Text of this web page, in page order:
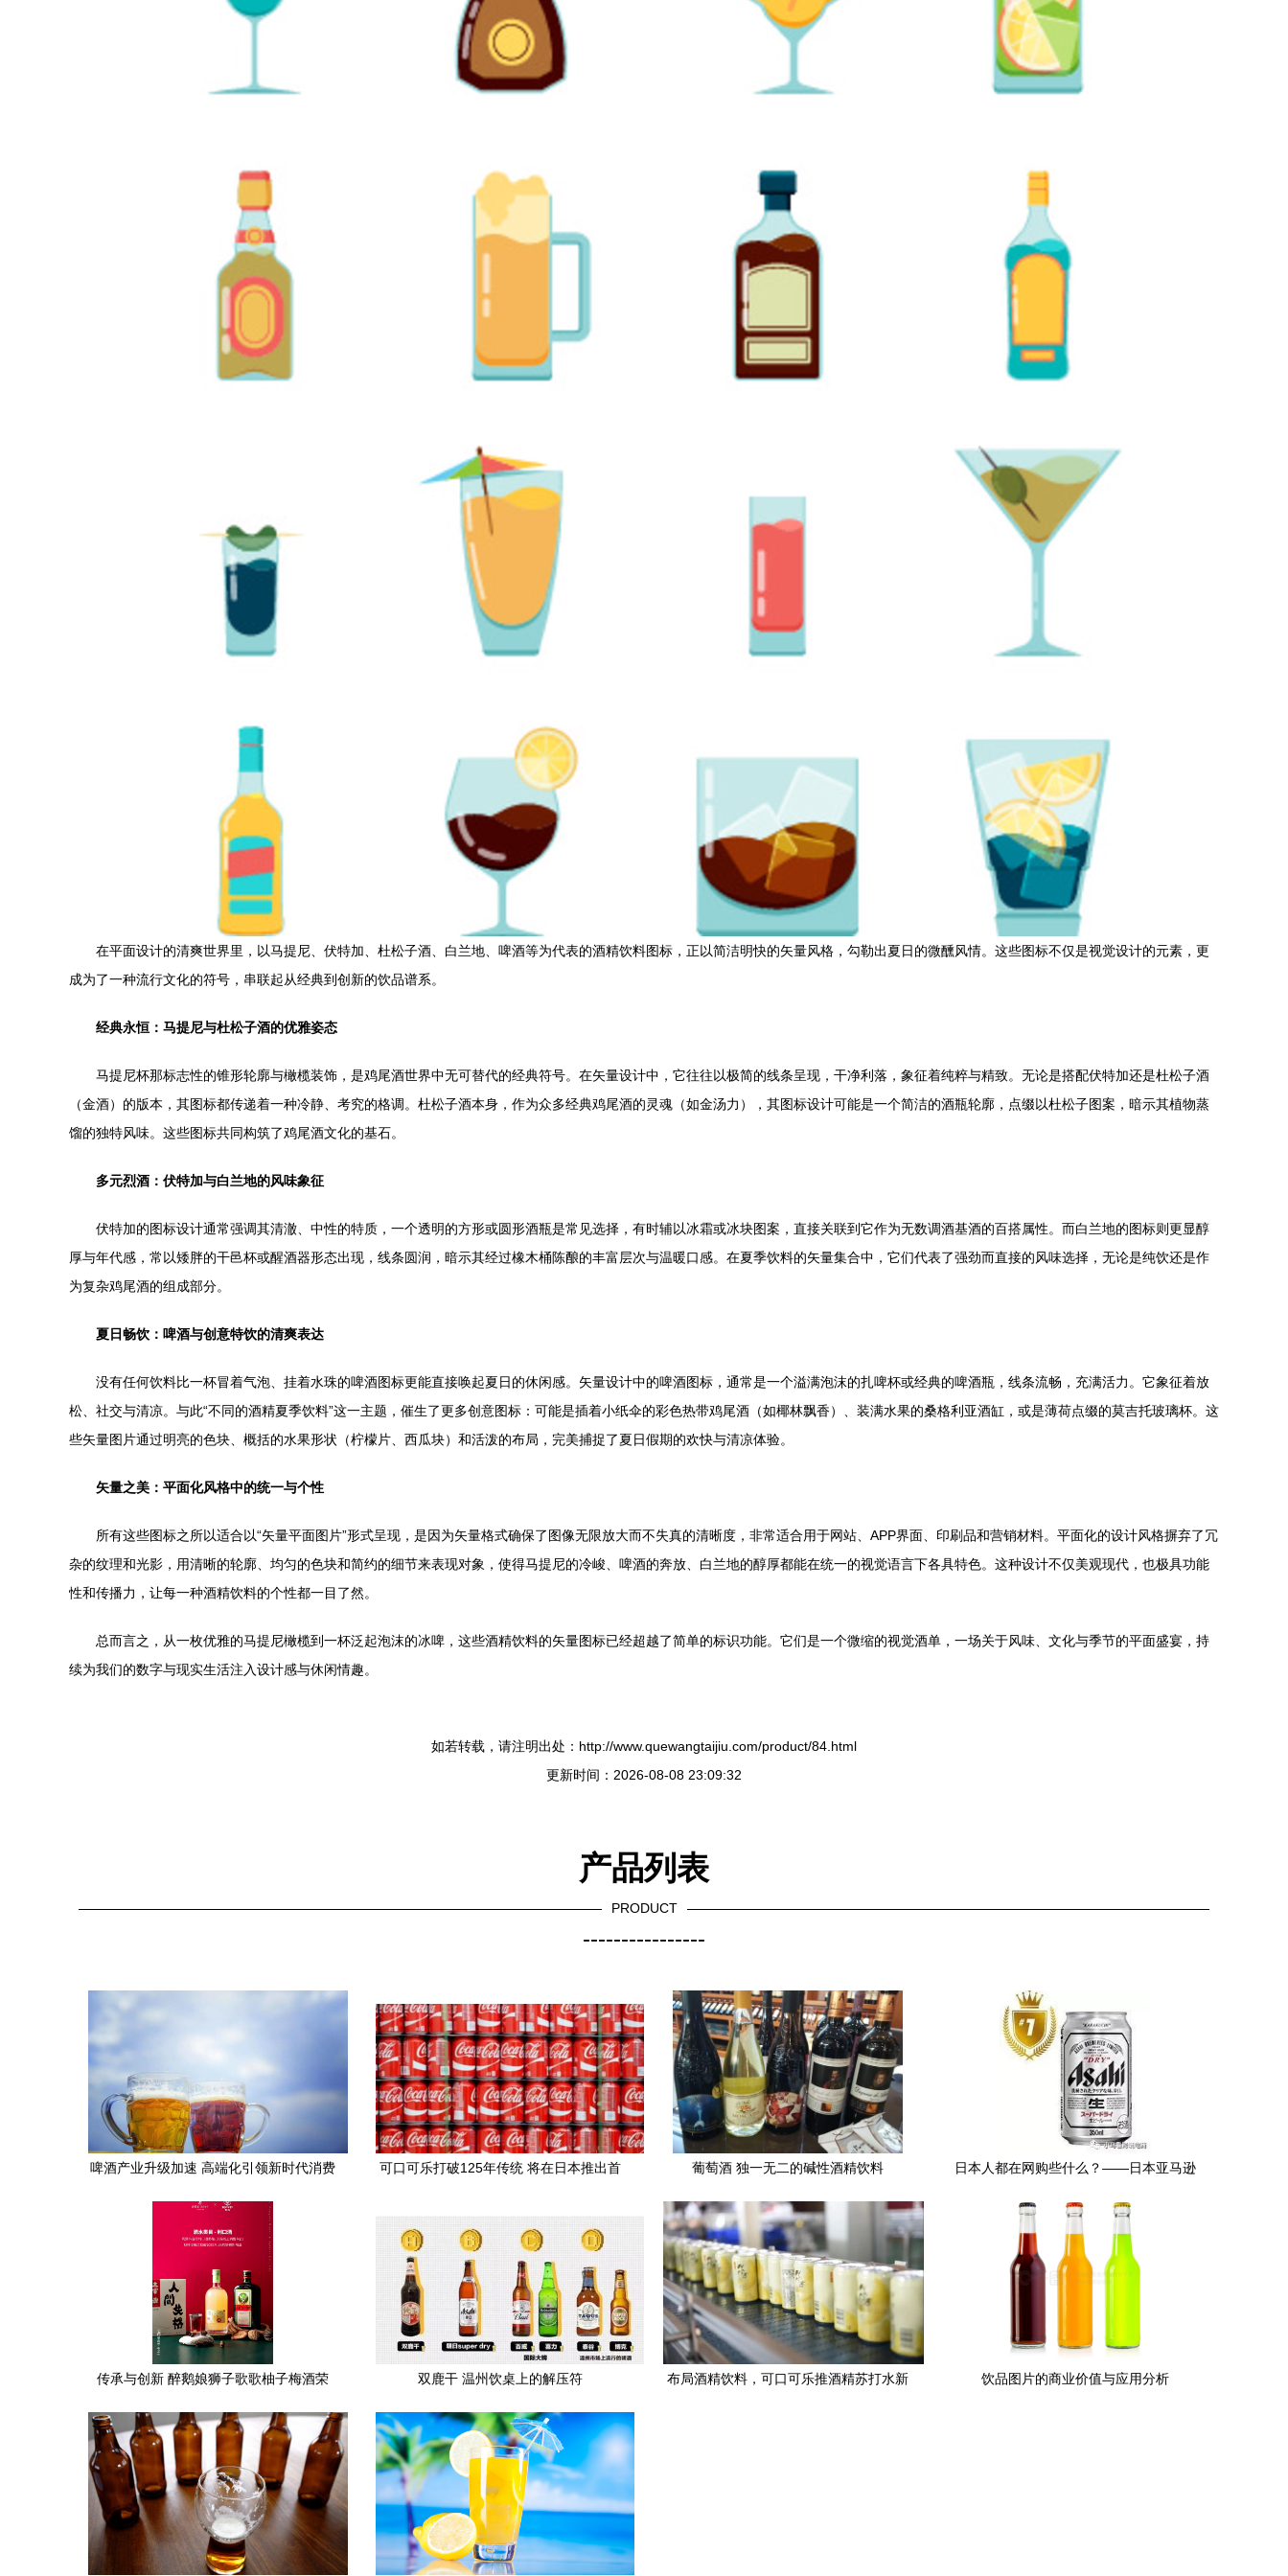
在平面设计的清爽世界里，以马提尼、伏特加、杜松子酒、白兰地、啤酒等为代表的酒精饮料图标，正以简洁明快的矢量风格，勾勒出夏日的微醺风情。这些图标不仅是视觉设计的元素，更
成为了一种流行文化的符号，串联起从经典到创新的饮品谱系。
经典永恒：马提尼与杜松子酒的优雅姿态
马提尼杯那标志性的锥形轮廓与橄榄装饰，是鸡尾酒世界中无可替代的经典符号。在矢量设计中，它往往以极简的线条呈现，干净利落，象征着纯粹与精致。无论是搭配伏特加还是杜松子酒
（金酒）的版本，其图标都传递着一种冷静、考究的格调。杜松子酒本身，作为众多经典鸡尾酒的灵魂（如金汤力），其图标设计可能是一个简洁的酒瓶轮廓，点缀以杜松子图案，暗示其植物蒸
馏的独特风味。这些图标共同构筑了鸡尾酒文化的基石。
多元烈酒：伏特加与白兰地的风味象征
伏特加的图标设计通常强调其清澈、中性的特质，一个透明的方形或圆形酒瓶是常见选择，有时辅以冰霜或冰块图案，直接关联到它作为无数调酒基酒的百搭属性。而白兰地的图标则更显醇
厚与年代感，常以矮胖的干邑杯或醒酒器形态出现，线条圆润，暗示其经过橡木桶陈酿的丰富层次与温暖口感。在夏季饮料的矢量集合中，它们代表了强劲而直接的风味选择，无论是纯饮还是作
为复杂鸡尾酒的组成部分。
夏日畅饮：啤酒与创意特饮的清爽表达
没有任何饮料比一杯冒着气泡、挂着水珠的啤酒图标更能直接唤起夏日的休闲感。矢量设计中的啤酒图标，通常是一个溢满泡沫的扎啤杯或经典的啤酒瓶，线条流畅，充满活力。它象征着放
松、社交与清凉。与此“不同的酒精夏季饮料”这一主题，催生了更多创意图标：可能是插着小纸伞的彩色热带鸡尾酒（如椰林飘香）、装满水果的桑格利亚酒缸，或是薄荷点缀的莫吉托玻璃杯。这
些矢量图片通过明亮的色块、概括的水果形状（柠檬片、西瓜块）和活泼的布局，完美捕捉了夏日假期的欢快与清凉体验。
矢量之美：平面化风格中的统一与个性
所有这些图标之所以适合以“矢量平面图片”形式呈现，是因为矢量格式确保了图像无限放大而不失真的清晰度，非常适合用于网站、APP界面、印刷品和营销材料。平面化的设计风格摒弃了冗
杂的纹理和光影，用清晰的轮廓、均匀的色块和简约的细节来表现对象，使得马提尼的冷峻、啤酒的奔放、白兰地的醇厚都能在统一的视觉语言下各具特色。这种设计不仅美观现代，也极具功能
性和传播力，让每一种酒精饮料的个性都一目了然。
总而言之，从一枚优雅的马提尼橄榄到一杯泛起泡沫的冰啤，这些酒精饮料的矢量图标已经超越了简单的标识功能。它们是一个微缩的视觉酒单，一场关于风味、文化与季节的平面盛宴，持
续为我们的数字与现实生活注入设计感与休闲情趣。
如若转载，请注明出处：http://www.quewangtaijiu.com/product/84.html
更新时间：2026-08-08 23:09:32
产品列表
PRODUCT
----------------
啤酒产业升级加速 高端化引领新时代消费
可口可乐打破125年传统 将在日本推出首
葡萄酒 独一无二的碱性酒精饮料
日本人都在网购些什么？——日本亚马逊
传承与创新 醉鹅娘狮子歌歌柚子梅酒荣
双鹿干 温州饮桌上的解压符
布局酒精饮料，可口可乐推酒精苏打水新
饮品图片的商业价值与应用分析